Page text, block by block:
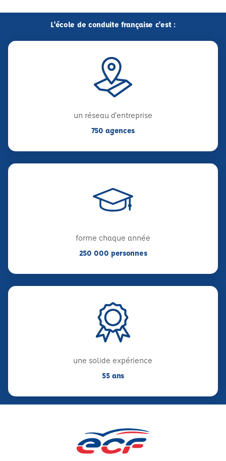
L'école de conduite française c'est :
un réseau d'entreprise
750 agences
forme chaque année
250 000 personnes
une solide expérience
55 ans